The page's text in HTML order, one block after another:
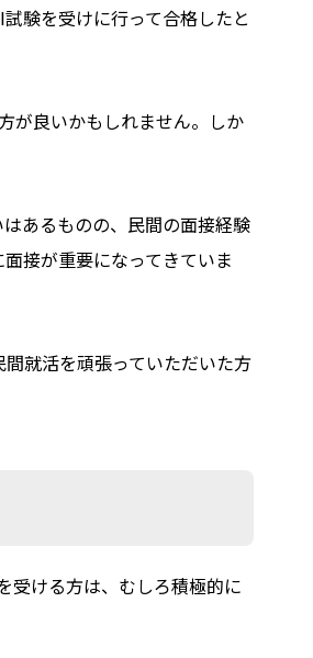
験を受けに行って合格したと
が良いかもしれません。しか
あるものの、民間の面接経験
接が重要になってきていま
就活を頑張っていただいた方
受ける方は、むしろ積極的に